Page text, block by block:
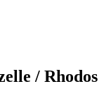
/ Rhodos